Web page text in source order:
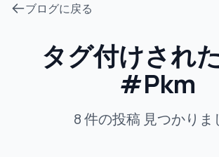
AI動画ノート
チュートリアル
について
ブログに戻る
タグ付けされ
#Pkm
8件の投稿 見つかりま